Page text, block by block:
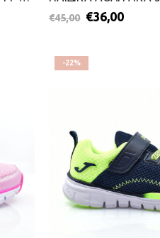
€45,00 €36,00
-22%